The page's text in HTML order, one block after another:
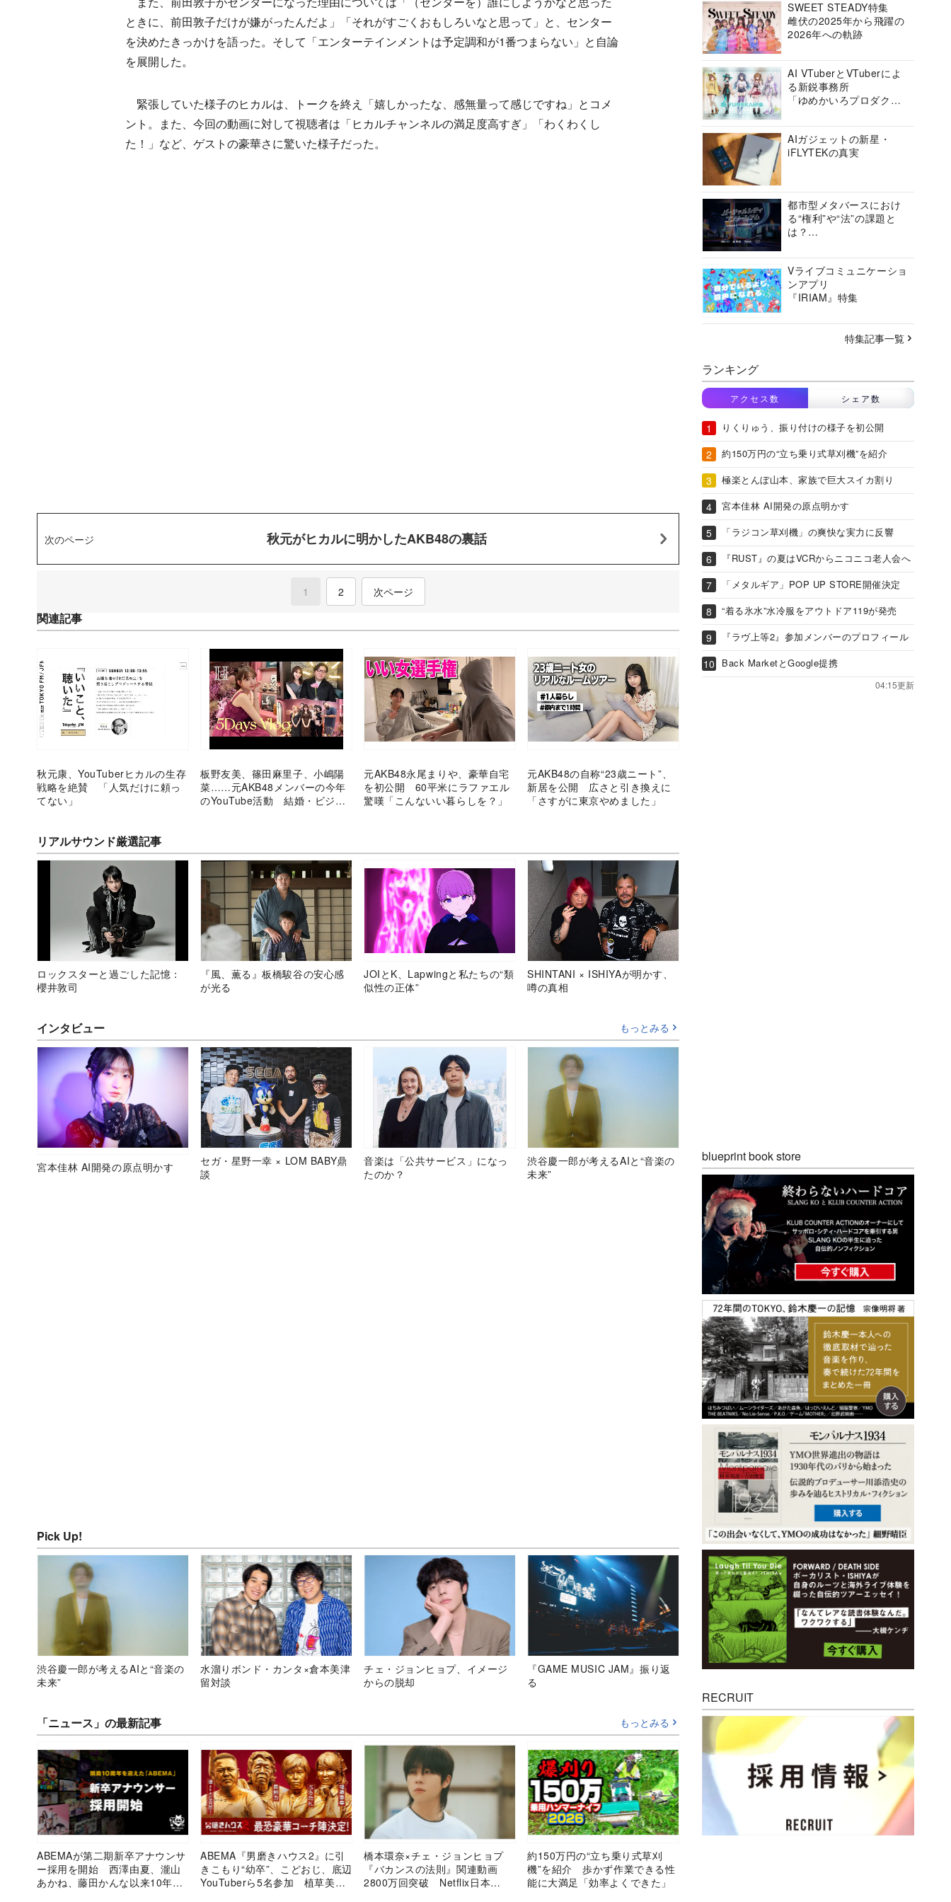
ときに、前田敦子だけが嫌がったんだよ」「それがすごくおもしろいなと思って」と、センター
を決めたきっかけを語った。そして「エンターテインメントは予定調和が1番つまらない」と自論
を展開した。
緊張していた様子のヒカルは、トークを終え「嬉しかったな、感無量って感じですね」とコメ
ント。また、今回の動画に対して視聴者は「ヒカルチャンネルの満足度高すぎ」「わくわくし
た！」など、ゲストの豪華さに驚いた様子だった。
次のページ 秋元がヒカルに明かしたAKB48の裏話
1 (current)
2 次ページ
関連記事
秋元康、YouTuberヒカルの生存
戦略を絶賛 「人気だけに頼っ
てない」
板野友美、篠田麻里子、小嶋陽
菜……元AKB48メンバーの今年
のYouTube活動 結婚・ビジネ
元AKB48永尾まりや、豪華自宅
を初公開 60平米にラファエル
驚嘆「こんないい暮らしを？」
元AKB48の自称“23歳ニート”、
新居を公開 広さと引き換えに
「さすがに東京やめました」
リアルサウンド厳選記事
ロックスターと過ごした記憶：
櫻井敦司
『風、薫る』板橋駿谷の安心感
が光る
JOIとK、Lapwingと私たちの“類
似性の正体”
SHINTANI × ISHIYAが明かす、
噂の真相
インタビュー もっとみる
宮本佳林 AI開発の原点明かす
セガ・星野一幸 × LOM BABY鼎
談
音楽は「公共サービス」になっ
たのか？
渋谷慶一郎が考えるAIと“音楽の
未来”
Pick Up!
渋谷慶一郎が考えるAIと“音楽の
未来”
水溜りボンド・カンタ×倉本美津
留対談
チェ・ジョンヒョプ、イメージ
からの脱却
『GAME MUSIC JAM』振り返
る
「ニュース」の最新記事 もっとみる
ABEMAが第二期新卒アナウンサ
ー採用を開始 西澤由夏、瀧山
あかね、藤田かんな以来10年ぶ
ABEMA『男磨きハウス2』に引
きこもり“幼卒”、こどおじ、底辺
YouTuberら5名参加 植草美
橋本環奈×チェ・ジョンヒョプ
『バカンスの法則』関連動画
2800万回突破 Netflix日本
約150万円の“立ち乗り式草刈
機”を紹介 歩かず作業できる性
能に大満足「効率よくできた」
SWEET STEADY特集
雌伏の2025年から飛躍の
2026年への軌跡
AI VTuberとVTuberによ
る新鋭事務所
「ゆめかいろプロダクシ
AIガジェットの新星・
iFLYTEKの真実
都市型メタバースにおけ
る“権利”や“法”の課題と
は？
ーシアムの挑戦に迫る
Vライブコミュニケーショ
ンアプリ
『IRIAM』特集
特集記事一覧
ランキング
アクセス数 シェア数
りくりゅう、振り付けの様子を初公開
約150万円の“立ち乗り式草刈機”を紹介
極楽とんぼ山本、家族で巨大スイカ割り
宮本佳林 AI開発の原点明かす
「ラジコン草刈機」の爽快な実力に反響
『RUST』の夏はVCRからニコニコ老人会へ
「メタルギア」POP UP STORE開催決定
“着る氷水”水冷服をアウトドア119が発売
『ラヴ上等2』参加メンバーのプロフィール
Back MarketとGoogle提携
04:15更新
blueprint book store
RECRUIT